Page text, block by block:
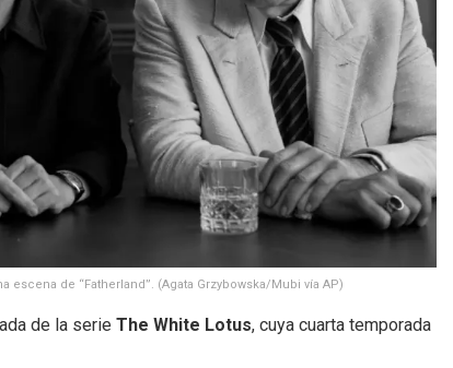
escena de “Fatherland”. (Agata Grzybowska/Mubi vía AP)
de la serie The White Lotus, cuya cuarta temporada